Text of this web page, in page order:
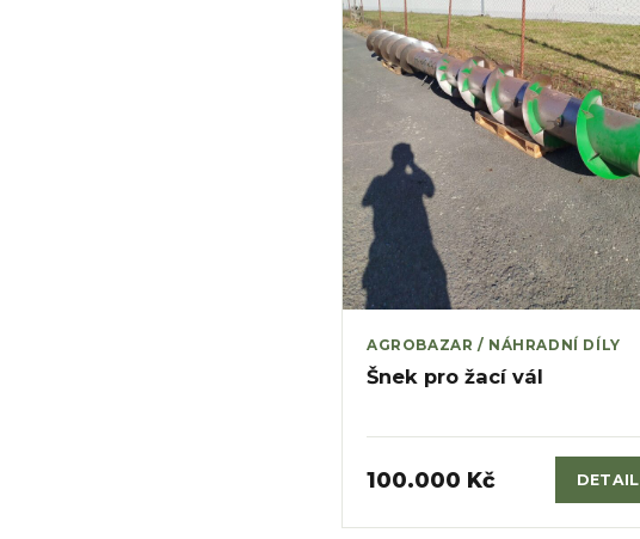
AGROBAZAR / NÁHRADNÍ DÍLY
Šnek pro žací vál
100.000 Kč DETAIL